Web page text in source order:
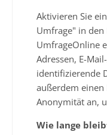
Aktivieren Sie
Umfrage" in den
UmfrageOnline
Adressen, E-
identifizierende
außerdem
Anonymität an,
Wie lange